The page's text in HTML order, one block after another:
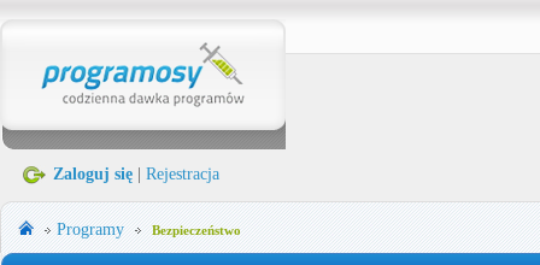
Zaloguj się Rejestracja
Programy Bezpieczeństwo